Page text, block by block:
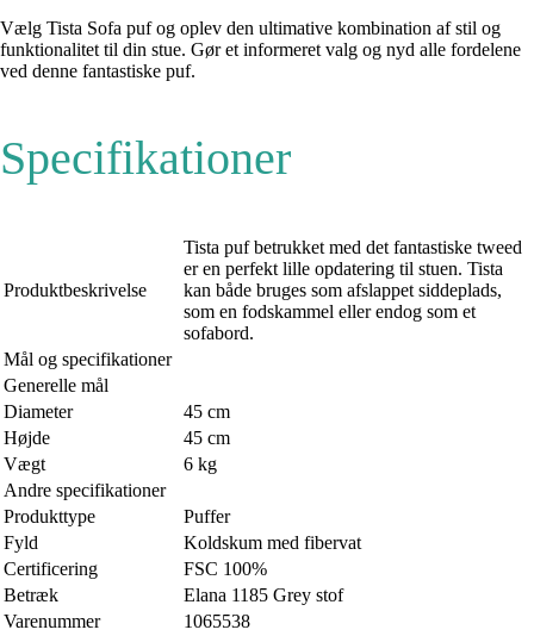
Vælg Tista Sofa puf og oplev den ultimative kombination af stil og
funktionalitet til din stue. Gør et informeret valg og nyd alle fordelene
ved denne fantastiske puf.
Specifikationer
Produktbeskrivelse
Tista puf betrukket med det fantastiske tweed
er en perfekt lille opdatering til stuen. Tista
kan både bruges som afslappet siddeplads,
som en fodskammel eller endog som et
sofabord.
Mål og specifikationer
Generelle mål
Diameter
45 cm
Højde
45 cm
Vægt
6 kg
Andre specifikationer
Produkttype
Puffer
Fyld
Koldskum med fibervat
Certificering
FSC 100%
Betræk
Elana 1185 Grey stof
Varenummer
1065538